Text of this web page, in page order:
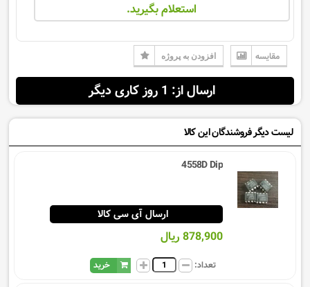
استعلام بگیرید.
مقایسه افزودن به پروژه
ارسال از: 1 روز کاری دیگر
لیست دیگر فروشندگان این کالا
4558D Dip
ارسال آی سی کالا
878,900 ریال
تعداد: خرید